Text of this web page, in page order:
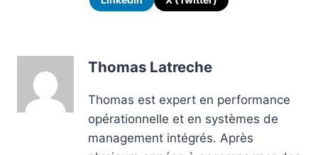
Thomas Latreche
Thomas est expert en performance
opérationnelle et en systèmes de
management intégrés. Après